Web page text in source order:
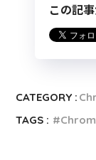
この記
CATEGORY :
TAGS :